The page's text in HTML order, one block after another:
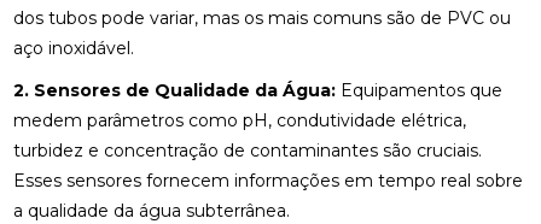
dos tubos pode variar, mas os mais comuns são de PVC ou
aço inoxidável.
2. Sensores de Qualidade da Água:Equipamentos que
medem parâmetros como pH, condutividade elétrica,
turbidez e concentração de contaminantes são cruciais.
Esses sensores fornecem informações em tempo real sobre
a qualidade da água subterrânea.